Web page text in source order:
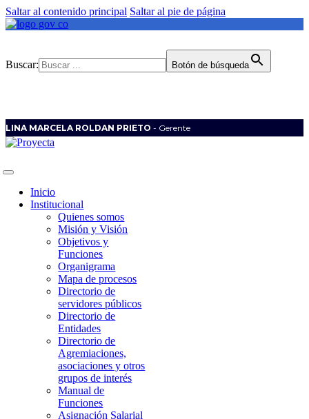
Saltar al contenido principal Saltar al pie de página
Buscar: Botón de búsqueda
LINA MARCELA ROLDAN PRIETO - Gerente
Inicio
Institucional
Quienes somos
Misión y Visión
Objetivos y
Funciones
Organigrama
Mapa de procesos
Directorio de
servidores públicos
Directorio de
Entidades
Directorio de
Agremiaciones,
asociaciones y otros
grupos de interés
Manual de
Funciones
Asignación Salarial